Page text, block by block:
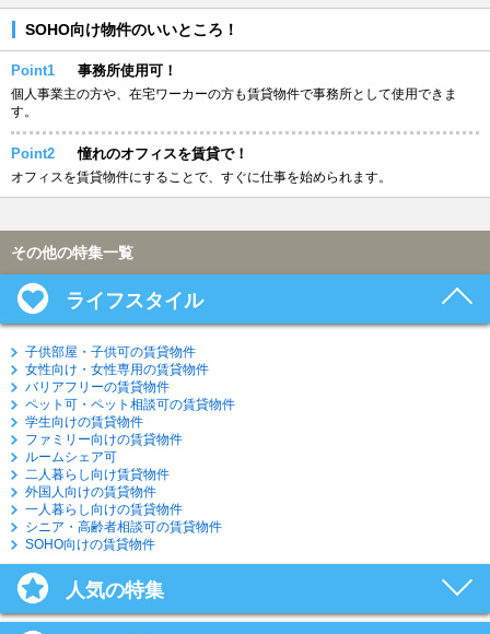
SOHO向け物件のいいところ！
Point1 事務所使用可！
個人事業主の方や、在宅ワーカーの方も賃貸物件で事務所として使用できま
す。
Point2 憧れのオフィスを賃貸で！
オフィスを賃貸物件にすることで、すぐに仕事を始められます。
その他の特集一覧
ライフスタイル
子供部屋・子供可の賃貸物件
女性向け・女性専用の賃貸物件
バリアフリーの賃貸物件
ペット可・ペット相談可の賃貸物件
学生向けの賃貸物件
ファミリー向けの賃貸物件
ルームシェア可
二人暮らし向け賃貸物件
外国人向けの賃貸物件
一人暮らし向けの賃貸物件
シニア・高齢者相談可の賃貸物件
SOHO向けの賃貸物件
人気の特集